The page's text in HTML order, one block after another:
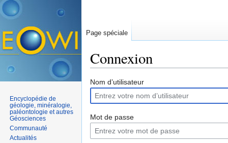
Connexion
Nom d’utilisateur
Mot de passe
Page spéciale
Encyclopédie de
géologie, minéralogie,
paléontologie et autres
Géosciences
Communauté
Actualités